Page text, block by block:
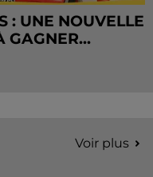
: UNE NOUVELLE
GAGNER...
Voir plus